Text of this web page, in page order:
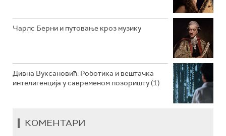
Чарлс Берни и путовање кроз музику
Дивна Вуксановић: Роботика и вештачка
интелигенција у савременом позоришту (1)
КОМЕНТАРИ